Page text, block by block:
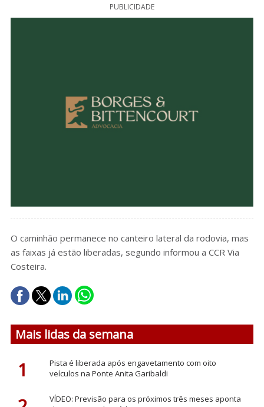
PUBLICIDADE
O caminhão permanece no canteiro lateral da rodovia, mas
as faixas já estão liberadas, segundo informou a CCR Via
Costeira.
Mais lidas da semana
1
Pista é liberada após engavetamento com oito
veículos na Ponte Anita Garibaldi
VÍDEO: Previsão para os próximos três meses aponta